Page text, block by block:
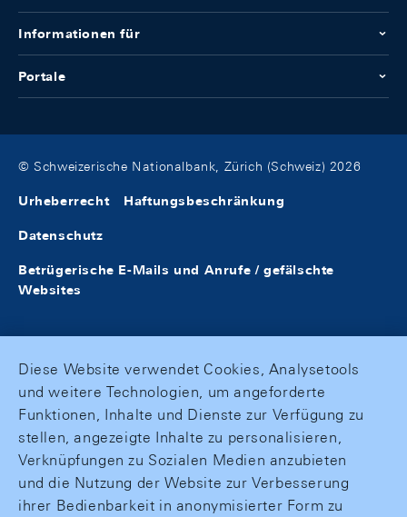
Informationen für
Portale
© Schweizerische Nationalbank, Zürich (Schweiz) 2026
Urheberrecht Haftungsbeschränkung
Datenschutz
Betrügerische E-Mails und Anrufe / gefälschte
Websites
Diese Website verwendet Cookies, Analysetools
und weitere Technologien, um angeforderte
Funktionen, Inhalte und Dienste zur Verfügung zu
stellen, angezeigte Inhalte zu personalisieren,
Verknüpfungen zu Sozialen Medien anzubieten
und die Nutzung der Website zur Verbesserung
ihrer Bedienbarkeit in anonymisierter Form zu